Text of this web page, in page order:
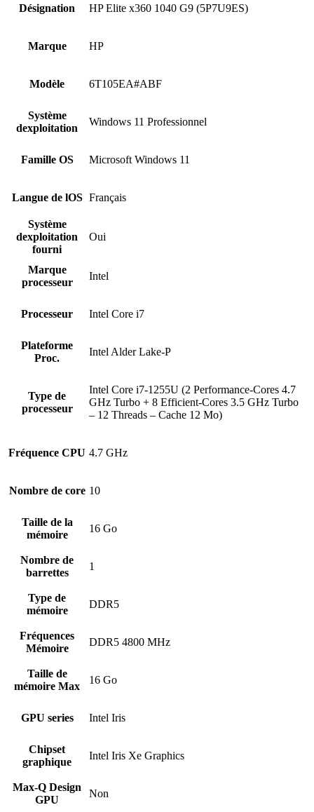
30.700,00 DH
27.999,00 DH
Désignation HP Elite x360 1040 G9 (5P7U9ES)
Marque HP
Modèle 6T105EA#ABF
Système
dexploitation
Windows 11 Professionnel
Famille OS Microsoft Windows 11
Langue de lOS Français
Système
dexploitation
fourni
Oui
Marque
processeur
Intel
Processeur Intel Core i7
Plateforme
Proc.
Intel Alder Lake-P
Type de
processeur
Intel Core i7-1255U (2 Performance-Cores 4.7
GHz Turbo + 8 Efficient-Cores 3.5 GHz Turbo
– 12 Threads – Cache 12 Mo)
Fréquence CPU 4.7 GHz
Nombre de core 10
Taille de la
mémoire
16 Go
Nombre de
barrettes
1
Type de
mémoire
DDR5
Fréquences
Mémoire
DDR5 4800 MHz
Taille de
mémoire Max
16 Go
GPU series Intel Iris
Chipset
graphique
Intel Iris Xe Graphics
Max-Q Design
GPU
Non